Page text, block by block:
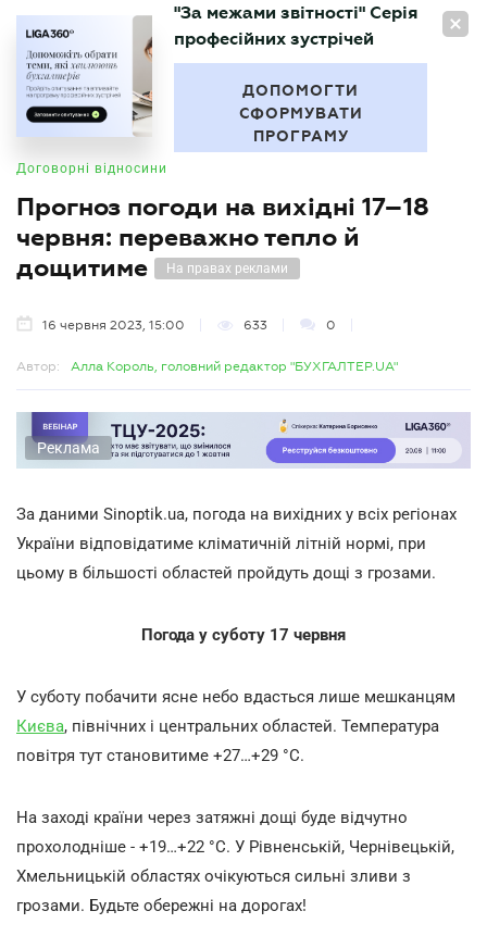
UA
БУХГАЛТЕР
"За межами звітності" Серія
професійних зустрічей
ДОПОМОГТИ
СФОРМУВАТИ
ПРОГРАМУ
Договорні відносини
Прогноз погоди на вихідні 17–18
червня: переважно тепло й
дощитиме
На правах реклами
16 червня 2023, 15:00 633 0
Автор: Алла Король, головний редактор "БУХГАЛТЕР.UA"
Реклама
За даними Sinoptik.ua, погода на вихідних у всіх регіонах
України відповідатиме кліматичній літній нормі, при
цьому в більшості областей пройдуть дощі з грозами.
Погода у суботу 17 червня
У суботу побачити ясне небо вдасться лише мешканцям
Києва, північних і центральних областей. Температура
повітря тут становитиме +27…+29 °С.
На заході країни через затяжні дощі буде відчутно
прохолодніше - +19…+22 °С. У Рівненській, Чернівецькій,
Хмельницькій областях очікуються сильні зливи з
грозами. Будьте обережні на дорогах!